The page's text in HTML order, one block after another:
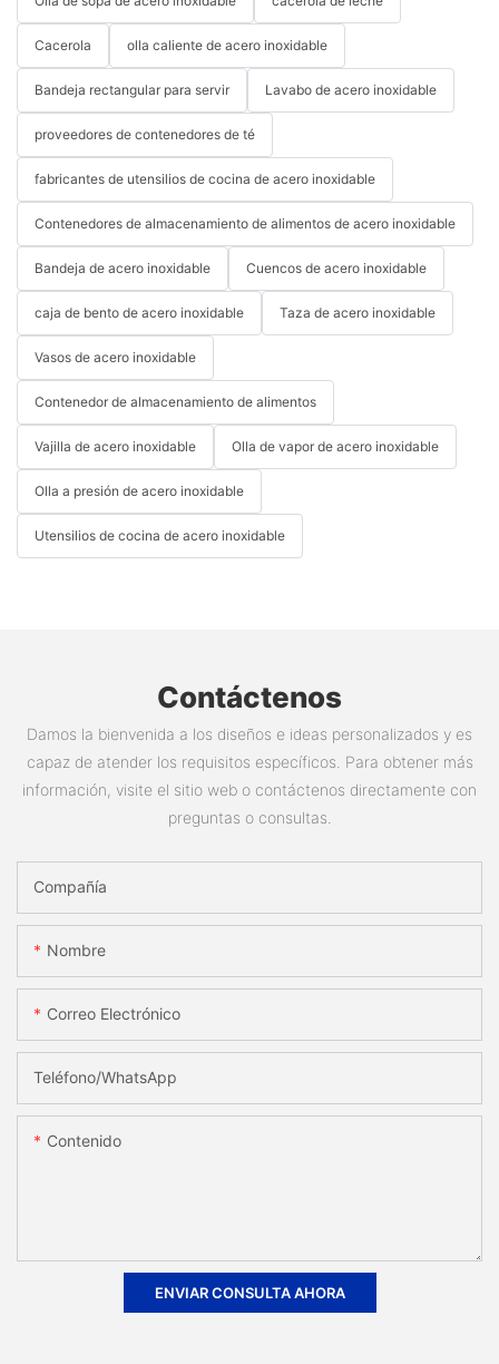
Cacerola olla caliente de acero inoxidable
Bandeja rectangular para servir Lavabo de acero inoxidable
proveedores de contenedores de té
fabricantes de utensilios de cocina de acero inoxidable
Contenedores de almacenamiento de alimentos de acero inoxidable
Bandeja de acero inoxidable Cuencos de acero inoxidable
caja de bento de acero inoxidable Taza de acero inoxidable
Vasos de acero inoxidable
Contenedor de almacenamiento de alimentos
Vajilla de acero inoxidable Olla de vapor de acero inoxidable
Olla a presión de acero inoxidable
Utensilios de cocina de acero inoxidable
Contáctenos
Damos la bienvenida a los diseños e ideas personalizados y es
capaz de atender los requisitos específicos. Para obtener más
información, visite el sitio web o contáctenos directamente con
preguntas o consultas.
Compañía
Nombre
Correo Electrónico
Teléfono/WhatsApp
Contenido
ENVIAR CONSULTA AHORA